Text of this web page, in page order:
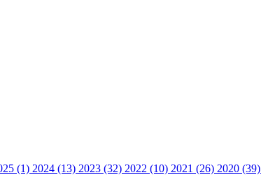
(1) 2024 (13) 2023 (32) 2022 (10) 2021 (26) 2020 (39)